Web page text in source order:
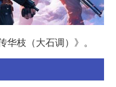
华枝（大石调）》。